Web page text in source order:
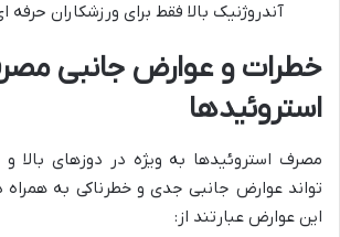
آندروژنیک بالا فقط برای ورزشکاران
خطرات و عوارض جانبی
استروئیدها
مصرف استروئیدها به ویژه در دوزهای بالا
تواند عوارض جانبی جدی و خطرناکی به همراه
این عوارض عبارتند از: